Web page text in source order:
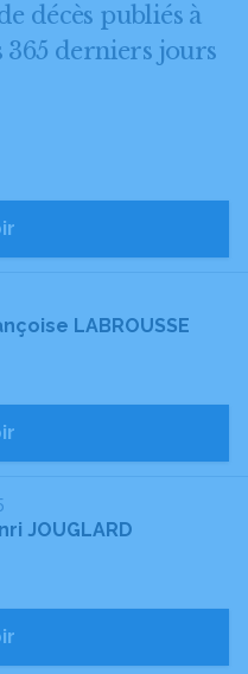
décès publiés à
365 derniers jours
LABROUSSE
JOUGLARD